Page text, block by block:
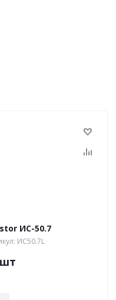
ИС-50.7
ИС50.7L